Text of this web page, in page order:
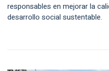
responsables en mejorar la
desarrollo social sustentable.